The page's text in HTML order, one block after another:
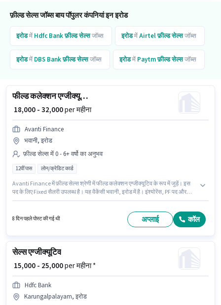
फ़ील्ड सेल्स जॉब्स बाय पॉपुलर कंपनियां इन इरोड
इरोडमें Hdfc Bankफ़ील्ड सेल्सजॉब्स इरोडमेंAirtelफ़ील्ड सेल्सजॉब्स
इरोडमें DBS Bankफ़ील्ड सेल्सजॉब्स इरोडमें Paytmफ़ील्ड सेल्सजॉब्स
फील्ड कलेक्शन एग्जीक्यूटिव
₹ 18,000 - 32,000per महीना
Avanti Finance
भवानी, इरोड
फ़ील्ड सेल्स में 0 - 6+ वर्षो का अनुभव
12वीं पास लोन/क्रेडिट कार्ड
Avanti Finance में फ़ील्ड सेल्स श्रेणी में फील्ड कलेक्शन एग्जीक्यूटिव के रूप में जुड़ें। इस
पद के लिए Fixed सैलरी उपलब्ध है। यह वैकेंसी भवानी, इरोड में है। इंश्योरेंस, PF पद और
सर्टिफिकेट होना अनिवार्य है।
8 दिन पहले पोस्ट की गई थी अप्लाई कॉल
सेल्स एग्जीक्यूटिव
₹ 15,000 - 25,000per महीना *
Hdfc Bank
Karungalpalayam, इरोड